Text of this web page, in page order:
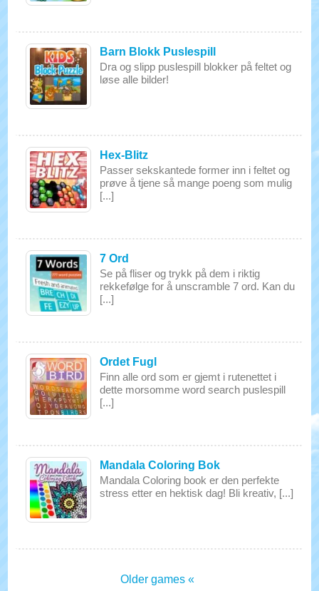
Barn Blokk Puslespill
Dra og slipp puslespill blokker på feltet og
løse alle bilder!
Hex-Blitz
Passer sekskantede former inn i feltet og
prøve å tjene så mange poeng som mulig
[...]
7 Ord
Se på fliser og trykk på dem i riktig
rekkefølge for å unscramble 7 ord. Kan du
[...]
Ordet Fugl
Finn alle ord som er gjemt i rutenettet i
dette morsomme word search puslespill
[...]
Mandala Coloring Bok
Mandala Coloring book er den perfekte
stress etter en hektisk dag! Bli kreativ, [...]
Older games «